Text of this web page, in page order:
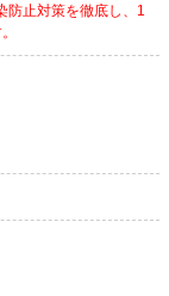
防止対策を徹底し、1